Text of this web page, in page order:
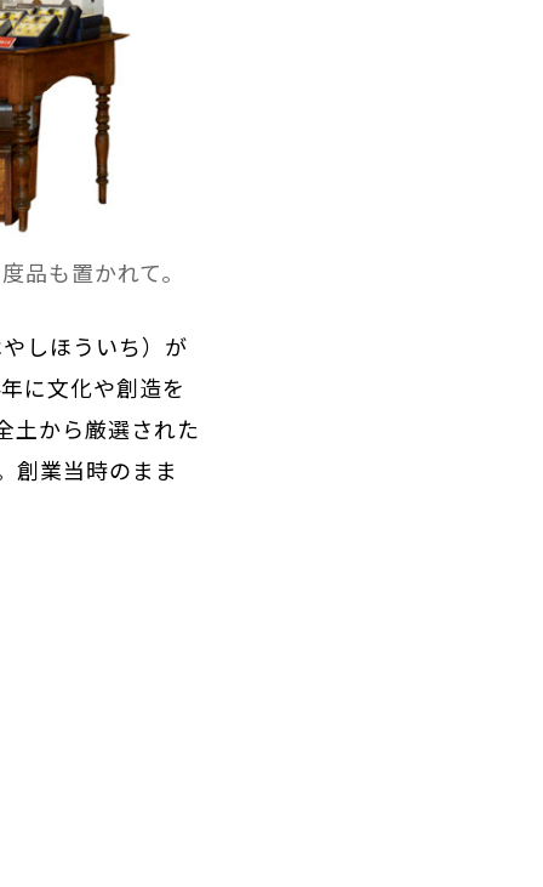
品も置かれて。
しほういち）が
に文化や創造を
土から厳選された
創業当時のまま